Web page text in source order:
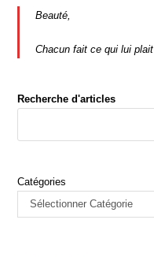
Beauté,
Chacun fait ce qui lui plait
Recherche d'articles
Catégories
Sélectionner Catégorie